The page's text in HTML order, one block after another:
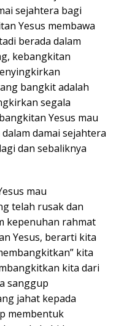
sejahtera bagi
Yesus membawa
berada dalam
kebangkitan
bangkit adalah
segala
Yesus mau
damai sejahtera
dan sebaliknya
mau
telah rusak dan
kepenuhan rahmat
Yesus, berarti kita
kita
kita dari
sanggup
jahat kepada
membentuk